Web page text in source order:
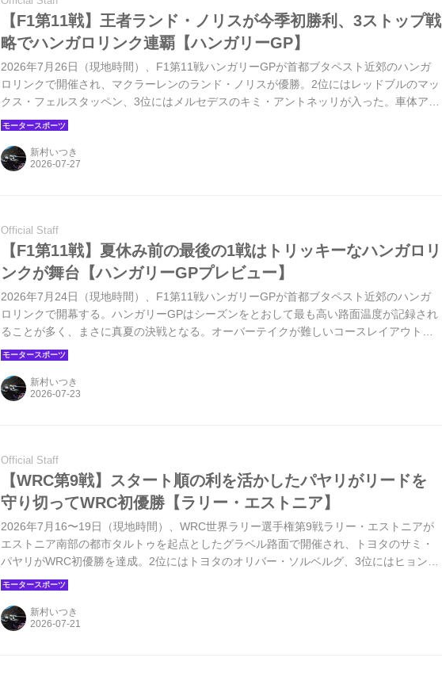
【F1第11戦】王者ランド・ノリスが今季初勝利、3ストップ戦
略でハンガロリンク連覇【ハンガリーGP】
2026年7月26日（現地時間）、F1第11戦ハンガリーGPが首都ブタペスト近郊のハンガ
ロリンクで開催され、マクラーレンのランド・ノリスが優勝。2位にはレッドブルのマッ
クス・フェルスタッペン、3位にはメルセデスのキミ・アントネッリが入った。車体アッ
プデート投入で注目を集めたアストンマーティン・ホンダは2台そろって完走し、13位、
新村いつき
Official Staff
【F1第11戦】夏休み前の最後の1戦はトリッキーなハンガロリ
ンクが舞台【ハンガリーGPプレビュー】
2026年7月24日（現地時間）、F1第11戦ハンガリーGPが首都ブタペスト近郊のハンガ
ロリンクで開幕する。ハンガリーGPはシーズンをとおして最も高い路面温度が記録され
ることが多く、まさに真夏の決戦となる。オーバーテイクが難しいコースレイアウト
で、レース序盤から激しいバトルが繰り広げられる。サマーブレイク前最後の一戦はど
イクに入る。
新村いつき
Official Staff
【WRC第9戦】スタート順の利を活かしたパヤリがリードを
守り切ってWRC初優勝【ラリー・エストニア】
2026年7月16〜19日（現地時間）、WRC世界ラリー選手権第9戦ラリー・エストニアが
エストニア南部の都市タルトゥを起点としたグラベル路面で開催され、トヨタのサミ・
パヤリがWRC初優勝を達成。2位にはトヨタのオリバー・ソルベルグ、3位にはヒョンデ
のアドリアン・フルモーが入った。勝田貴元は金曜日にデイリタイア、最終パワーステ
新村いつき